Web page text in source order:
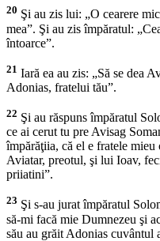
20 Şi au zis lui: „O cearere
mea”. Şi au zis împăratul:
întoarce”.
21 Iară ea au zis: „Să se dea
Adonias, fratelui tău”.
22 Şi au răspuns împăratul
ce ai cerut tu pre Avisag
împărăţiia, că el e fratele
Aviatar, preotul, şi lui Ioav,
priiatini”.
23 Şi s-au jurat împăratul
să-mi facă mie Dumnezeu şi
său au grăit Adonias cuvântul